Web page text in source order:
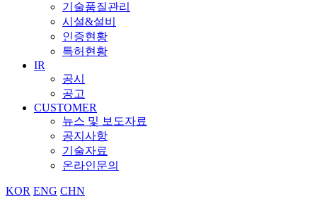
기술품질관리
시설&설비
인증현황
특허현황
IR
공시
공고
CUSTOMER
뉴스 및 보도자료
공지사항
기술자료
온라인문의
KOR ENG CHN